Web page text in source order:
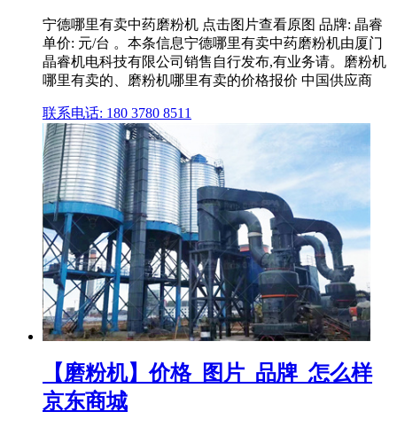
宁德哪里有卖中药磨粉机 点击图片查看原图 品牌: 晶睿
单价: 元/台 。本条信息宁德哪里有卖中药磨粉机由厦门
晶睿机电科技有限公司销售自行发布,有业务请。磨粉机
哪里有卖的、磨粉机哪里有卖的价格报价 中国供应商
联系电话: 180 3780 8511
【磨粉机】价格_图片_品牌_怎么样
京东商城